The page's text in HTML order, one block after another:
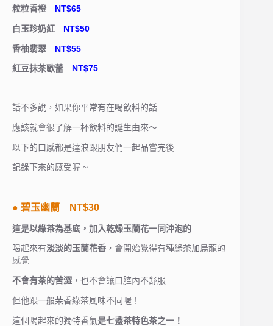
粒粒香橙 NT$65
白玉珍奶紅 NT$50
香柚翡翠 NT$55
紅豆抹茶歐蕾 NT$75
話不多說，如果你平常有在喝飲料的話
應該就會很了解一杯飲料的誕生由來～
以下的口感都是達浪跟朋友們一起品嘗完後
記錄下來的感受喔 ~
● 碧玉幽蘭 NT$30
這是以綠茶為基底，加入乾燥玉蘭花一同沖泡的
喝起來有淡淡的玉蘭花香 ，會開始覺得有種綠茶加烏龍的
感覺
不會有茶的苦澀 ，也不會讓口腔內不舒服
但他跟一般茉香綠茶風味不同喔！
這個喝起來的獨特香氣是七盞茶特色茶之一！